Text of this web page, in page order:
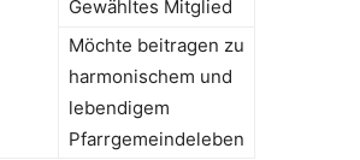
Gewähltes Mitglied
Möchte beitragen zu
harmonischem und
lebendigem
Pfarrgemeindeleben